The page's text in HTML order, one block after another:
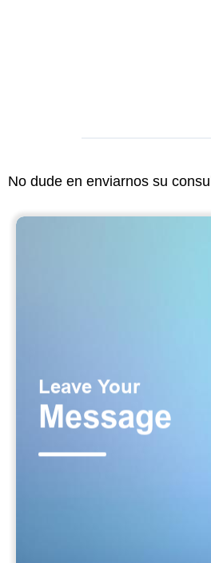
No dude en enviarnos su